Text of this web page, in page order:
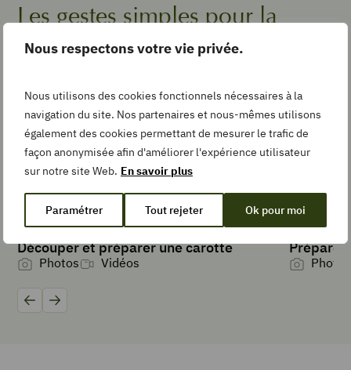
Nous respectons votre vie privée.
Nous utilisons des cookies fonctionnels nécessaires à la
navigation du site. Nos partenaires et nous-mêmes utilisons
également des cookies permettant de mesurer le trafic de
façon anonymisée afin d'améliorer l'expérience utilisateur
sur notre site Web. En savoir plus
Paramétrer Tout rejeter Ok pour moi
Add
Collection
TEMPS DE
PRÉPARATION
20minutes
min
TYPE DE PLAT
bouchée, Encas,
entrée
CUISINE
French
Les gestes simples pour la
recette
Découper et préparer une carotte
Photos Vidéos
Préparer
Photos
Précédent
Suivant